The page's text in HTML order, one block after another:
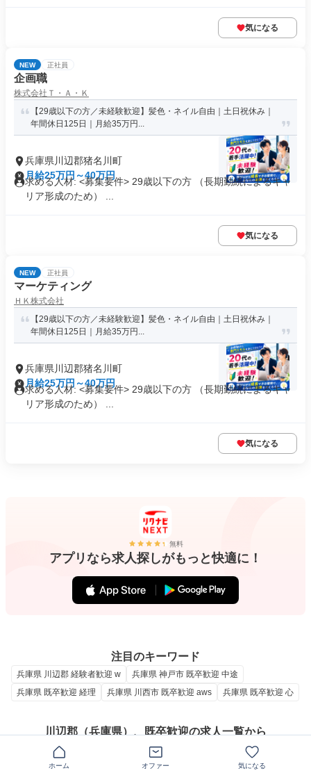
気になる
NEW 正社員
企画職
株式会社Ｔ・Ａ・Ｋ
【29歳以下の方／未経験歓迎】髪色・ネイル自由｜土日祝休み｜
年間休日125日｜月給35万円...
兵庫県川辺郡猪名川町
月給25万円～40万円
求める人材: <募集要件> 29歳以下の方 （長期勤続によるキャ
リア形成のため） ...
気になる
NEW 正社員
マーケティング
ＨＫ株式会社
【29歳以下の方／未経験歓迎】髪色・ネイル自由｜土日祝休み｜
年間休日125日｜月給35万円...
兵庫県川辺郡猪名川町
月給25万円～40万円
求める人材: <募集要件> 29歳以下の方 （長期勤続によるキャ
リア形成のため） ...
気になる
無料
アプリなら求人探しがもっと快適に！
注目のキーワード
兵庫県 川辺郡 経験者歓迎 w
兵庫県 神戸市 既卒歓迎 中途
兵庫県 既卒歓迎 経理
兵庫県 川西市 既卒歓迎 aws 兵庫県 既卒歓迎 心
川辺郡（兵庫県）、既卒歓迎の求人一覧から
条件を絞り込んで探す
ホーム オファー 気になる